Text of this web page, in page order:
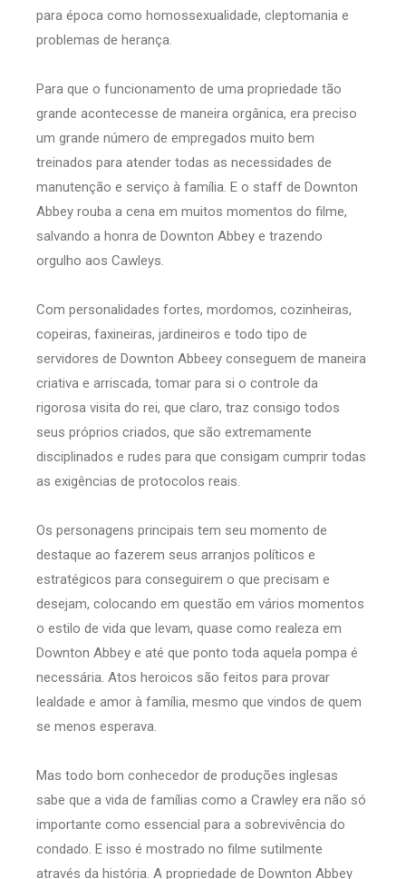
para época como homossexualidade, cleptomania e
problemas de herança.
Para que o funcionamento de uma propriedade tão
grande acontecesse de maneira orgânica, era preciso
um grande número de empregados muito bem
treinados para atender todas as necessidades de
manutenção e serviço à família. E o staff de Downton
Abbey rouba a cena em muitos momentos do filme,
salvando a honra de Downton Abbey e trazendo
orgulho aos Cawleys.
Com personalidades fortes, mordomos, cozinheiras,
copeiras, faxineiras, jardineiros e todo tipo de
servidores de Downton Abbeey conseguem de maneira
criativa e arriscada, tomar para si o controle da
rigorosa visita do rei, que claro, traz consigo todos
seus próprios criados, que são extremamente
disciplinados e rudes para que consigam cumprir todas
as exigências de protocolos reais.
Os personagens principais tem seu momento de
destaque ao fazerem seus arranjos políticos e
estratégicos para conseguirem o que precisam e
desejam, colocando em questão em vários momentos
o estilo de vida que levam, quase como realeza em
Downton Abbey e até que ponto toda aquela pompa é
necessária. Atos heroicos são feitos para provar
lealdade e amor à família, mesmo que vindos de quem
se menos esperava.
Mas todo bom conhecedor de produções inglesas
sabe que a vida de famílias como a Crawley era não só
importante como essencial para a sobrevivência do
condado. E isso é mostrado no filme sutilmente
através da história. A propriedade de Downton Abbey